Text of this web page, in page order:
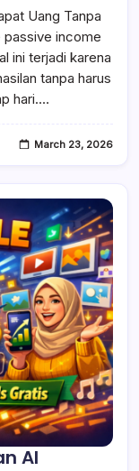
Passive
Income
Uang Tanpa
passive income
ini terjadi karena
tanpa harus
hari.…
March 23, 2026
AI